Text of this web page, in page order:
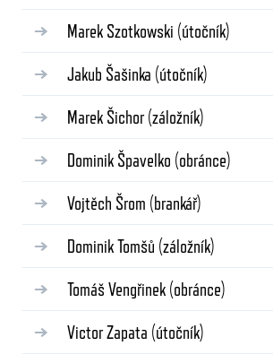
Marek Szotkowski (útočník)
Jakub Šašinka (útočník)
Marek Šichor (záložník)
Dominik Špavelko (obránce)
Vojtěch Šrom (brankář)
Dominik Tomšů (záložník)
Tomáš Vengřinek (obránce)
Victor Zapata (útočník)